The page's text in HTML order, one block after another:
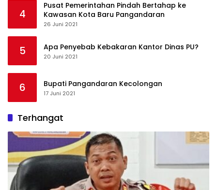
4
Pusat Pemerintahan Pindah Bertahap ke
Kawasan Kota Baru Pangandaran
26 Juni 2021
5 Apa Penyebab Kebakaran Kantor Dinas PU?
20 Juni 2021
6 Bupati Pangandaran Kecolongan
17 Juni 2021
Terhangat